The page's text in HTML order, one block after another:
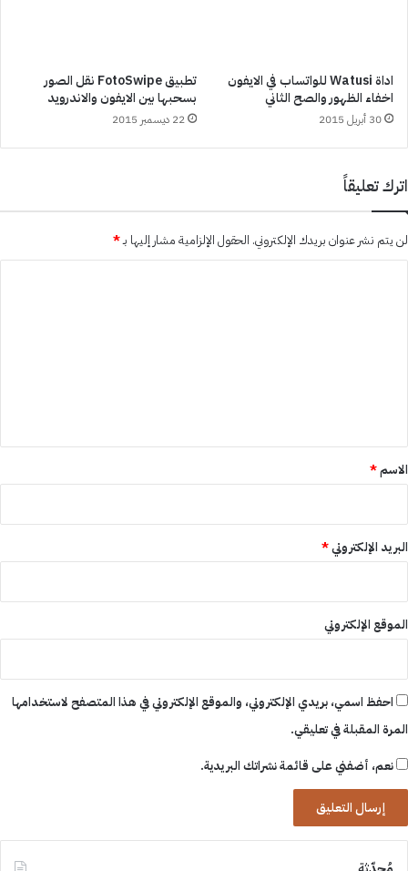
اداة Watusi للواتساب في الايفون
اخفاء الظهور والصح الثاني
30 أبريل 2015
تطبيق FotoSwipe نقل الصور
بسحبها بين الايفون والاندرويد
22 ديسمبر 2015
اترك تعليقاً
لن يتم نشر عنوان بريدك الإلكتروني. الحقول الإلزامية مشار إليها بـ*
*
الاسم*
البريد الإلكتروني*
الموقع الإلكتروني
احفظ اسمي، بريدي الإلكتروني، والموقع الإلكتروني في هذا المتصفح لاستخدامها
المرة المقبلة في تعليقي.
نعم، أضفني على قائمة نشراتك البريدية.